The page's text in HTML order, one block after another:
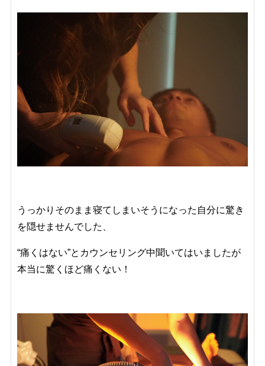
うっかりそのまま寝てしまいそうになった自分に驚き
を隠せませんでした、
“痛くはない”とカウンセリング中聞いてはいましたが
本当に驚くほど痛くない！